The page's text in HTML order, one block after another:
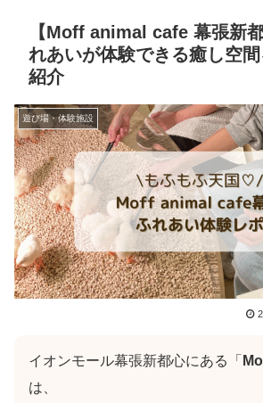
【Moff animal cafe 幕張新
れあいが体験できる癒し空
紹介
遊び場・体験施設
イオンモール幕張新都心にある「
は、